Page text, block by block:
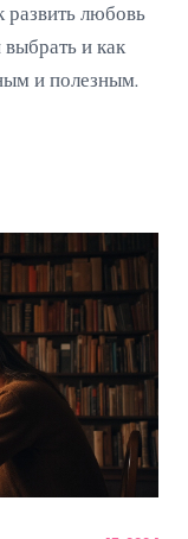
развить любовь
выбрать и как
и полезным.